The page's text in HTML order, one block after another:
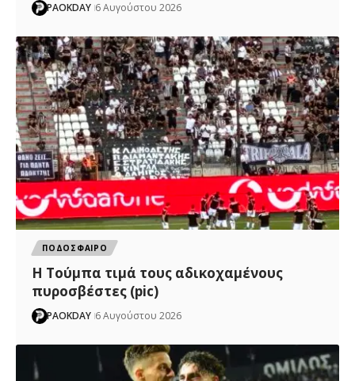
PAOKDAY 6 Αυγούστου 2026
ΠΟΔΟΣΦΑΙΡΟ
H Tούμπα τιμά τους αδικοχαμένους
πυροσβέστες (pic)
PAOKDAY 6 Αυγούστου 2026